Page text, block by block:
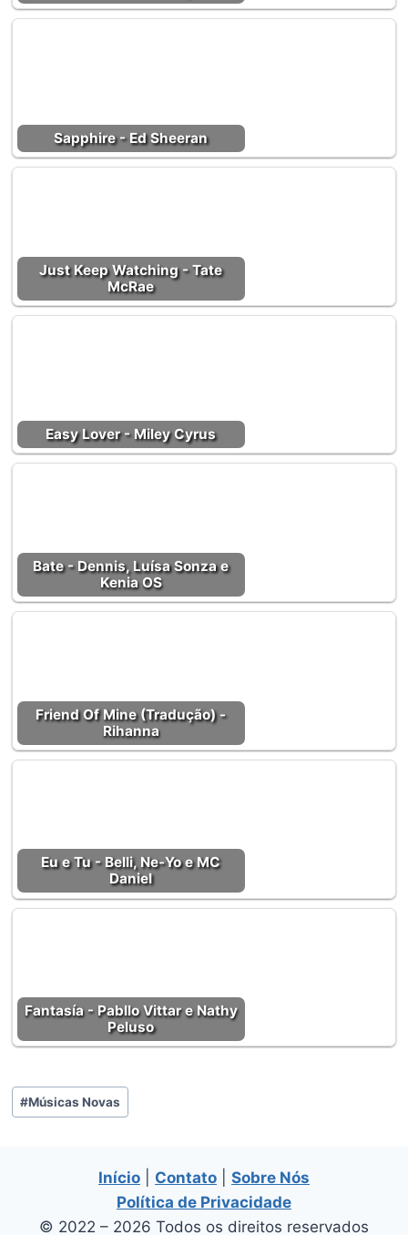
Sapphire - Ed Sheeran
Just Keep Watching - Tate
McRae
Easy Lover - Miley Cyrus
Bate - Dennis, Luísa Sonza e
Kenia OS
Friend Of Mine (Tradução) -
Rihanna
Eu e Tu - Belli, Ne-Yo e MC
Daniel
Fantasía - Pabllo Vittar e Nathy
Peluso
Tags
do
#Músicas Novas
Início Contato
Sobre Nós
Política de Privacidade
© 2022 – 2026 Todos os direitos reservados